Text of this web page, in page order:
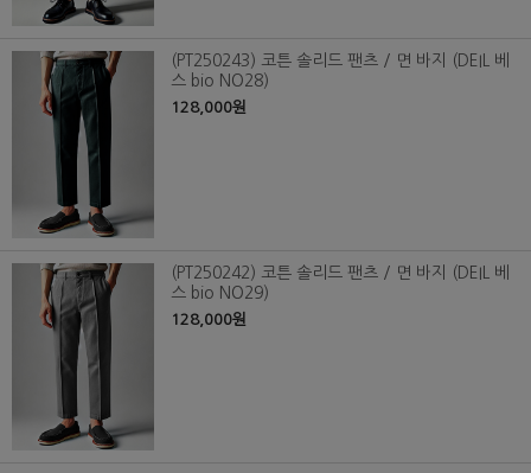
(PT250243) 코튼 솔리드 팬츠 / 면 바지 (DEIL 베
스 bio NO28)
128,000원
(PT250242) 코튼 솔리드 팬츠 / 면 바지 (DEIL 베
스 bio NO29)
128,000원